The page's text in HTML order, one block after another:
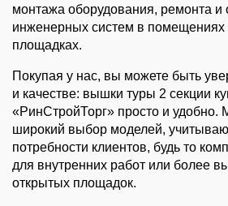
монтажа оборудования, ремонта и
инженерных систем в помещениях
площадках.
Покупая у нас, вы можете быть
и качестве: вышки туры 2 секции
«РинСтройТорг» просто и удобно.
широкий выбор моделей,
потребности клиентов, будь то
для внутренних работ или более
открытых площадок.